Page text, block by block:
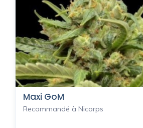
Maxi GoM
Recommandé à Nicorps